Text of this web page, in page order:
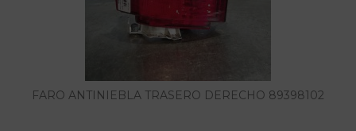
FARO ANTINIEBLA TRASERO DERECHO 89398102